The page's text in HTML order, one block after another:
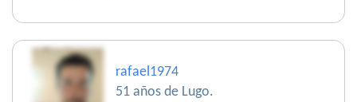
rafael1974
51 años de Lugo.